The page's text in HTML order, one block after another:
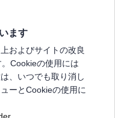
ます
およびサイトの改良
Cookieの使用には
、いつでも取り消し
ーとCookieの使用に